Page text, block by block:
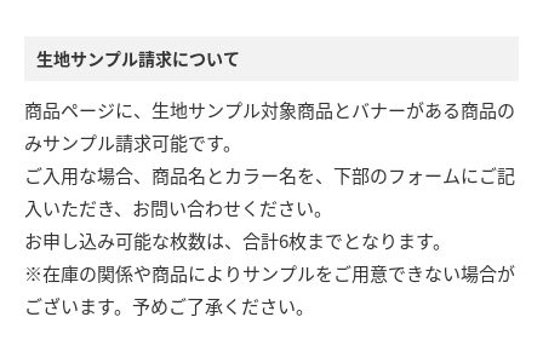
生地サンプル請求について
商品ページに、生地サンプル対象商品とバナーがある商品の
みサンプル請求可能です。
ご入用な場合、商品名とカラー名を、下部のフォームにご記
入いただき、お問い合わせください。
お申し込み可能な枚数は、合計6枚までとなります。
※在庫の関係や商品によりサンプルをご用意できない場合が
ございます。予めご了承ください。